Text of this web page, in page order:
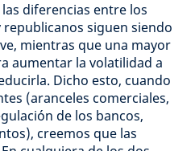
diferencias entre los
siguen siendo
mientras que una mayor
aumentar la volatilidad a
Dicho esto, cuando
(aranceles comerciales,
de los bancos,
creemos que las